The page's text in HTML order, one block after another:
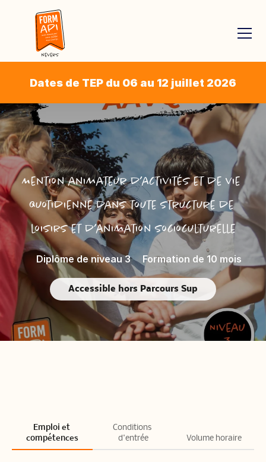
Dates de TEP du 06 au 12 juillet 2026
Mention animateur d’activités et de vie
quotidienne dans toute structure de
loisirs et d’animation socioculturelle
Diplôme de niveau 3 Formation de 10 mois
Accessible hors Parcours Sup
Emploi et
compétences
Conditions
d'entrée
Volume horaire